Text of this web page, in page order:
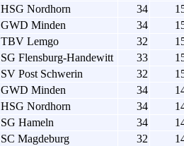
HSG Nordhorn 34
GWD Minden 34
TBV Lemgo 32
SG Flensburg-Handewitt 33
SV Post Schwerin 32
GWD Minden 34
HSG Nordhorn 34
SG Hameln 34
SC Magdeburg 32